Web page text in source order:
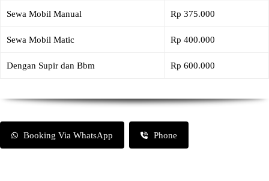
Sewa Mobil Manual Rp 375.000
Sewa Mobil Matic Rp 400.000
Dengan Supir dan Bbm Rp 600.000
Booking Via WhatsApp Phone